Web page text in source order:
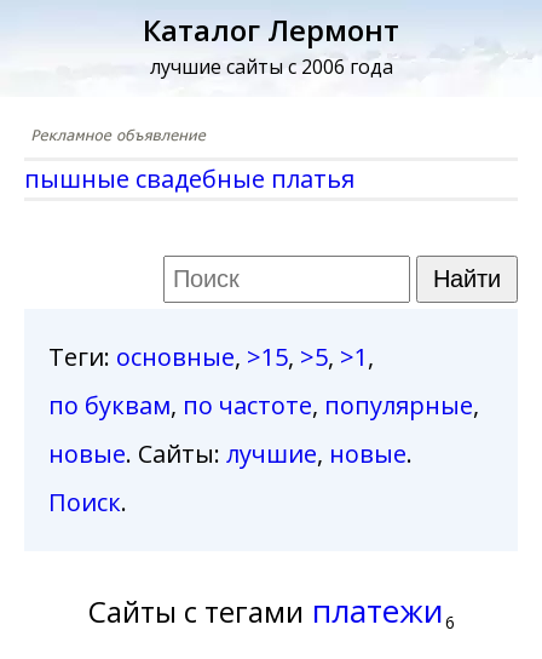
Каталог Лермонт
лучшие сайты с 2006 года
пышные свадебные платья
Теги: основные, >15, >5, >1,
по буквам, по частоте, популярные,
новые. Сайты: лучшие, новые.
Поиск.
Сайты с тегами платежи6